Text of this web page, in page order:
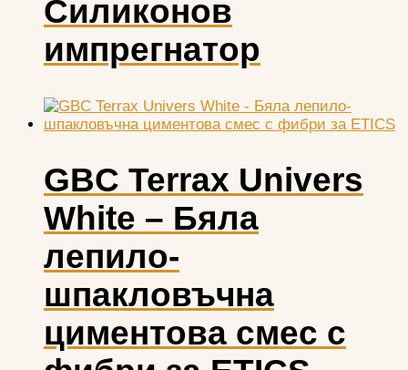
Силиконов
импрегнатор
GBC Terrax Univers
White – Бяла
лепило-
шпакловъчна
циментова смес с